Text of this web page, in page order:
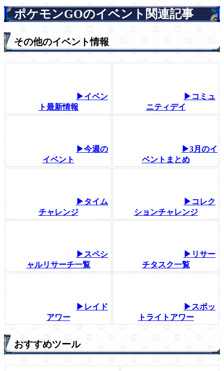
ポケモンGOのイベント関連記事
その他のイベント情報
▶イベン
ト最新情報
▶コミュ
ニティデイ
▶今週の
イベント
▶3月のイ
ベントまとめ
▶タイム
チャレンジ
▶コレク
ションチャレンジ
▶スペシ
ャルリサーチ一覧
▶リサー
チタスク一覧
▶レイド
アワー
▶スポッ
トライトアワー
おすすめツール